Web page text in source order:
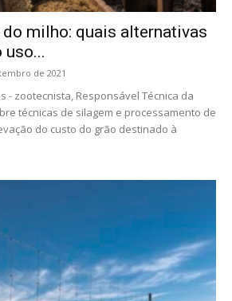
do milho: quais alternativas
de 2021
- zootecnista, Responsável Técnica da
técnicas de silagem e processamento de
do custo do grão destinado à